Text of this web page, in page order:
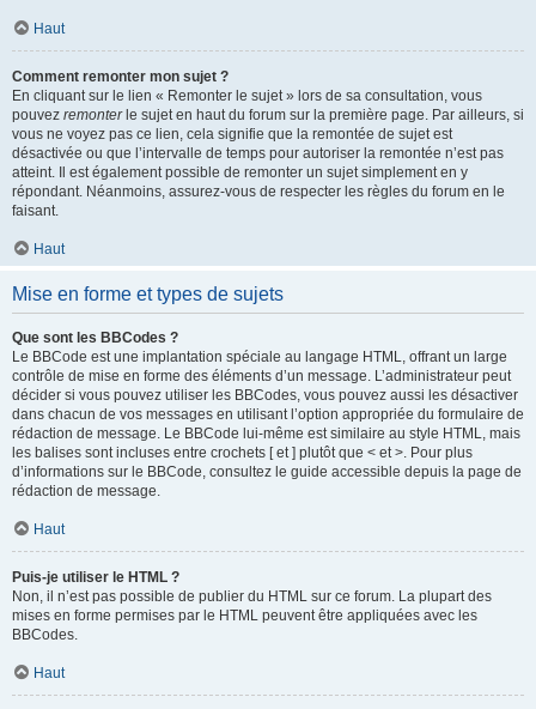
Haut
Comment remonter mon sujet ?
En cliquant sur le lien « Remonter le sujet » lors de sa consultation, vous
pouvez remonterle sujet en haut du forum sur la première page. Par ailleurs, si
vous ne voyez pas ce lien, cela signifie que la remontée de sujet est
désactivée ou que l’intervalle de temps pour autoriser la remontée n’est pas
atteint. Il est également possible de remonter un sujet simplement en y
répondant. Néanmoins, assurez-vous de respecter les règles du forum en le
faisant.
Haut
Mise en forme et types de sujets
Que sont les BBCodes ?
Le BBCode est une implantation spéciale au langage HTML, offrant un large
contrôle de mise en forme des éléments d’un message. L’administrateur peut
décider si vous pouvez utiliser les BBCodes, vous pouvez aussi les désactiver
dans chacun de vos messages en utilisant l’option appropriée du formulaire de
rédaction de message. Le BBCode lui-même est similaire au style HTML, mais
les balises sont incluses entre crochets [ et ] plutôt que < et >. Pour plus
d’informations sur le BBCode, consultez le guide accessible depuis la page de
rédaction de message.
Haut
Puis-je utiliser le HTML ?
Non, il n’est pas possible de publier du HTML sur ce forum. La plupart des
mises en forme permises par le HTML peuvent être appliquées avec les
BBCodes.
Haut